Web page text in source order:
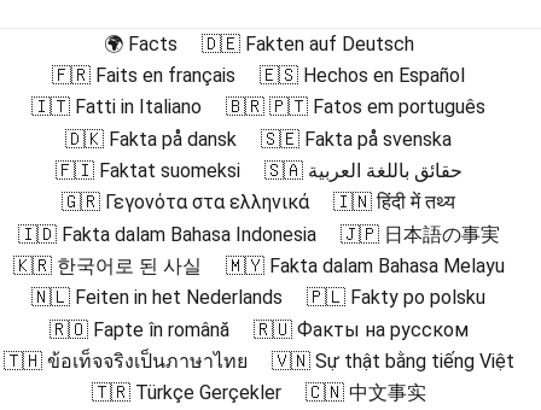
🌍 Facts
🇩🇪 Fakten auf Deutsch
🇫🇷 Faits en français
🇪🇸 Hechos en Español
🇮🇹 Fatti in Italiano
🇧🇷 🇵🇹 Fatos em português
🇩🇰 Fakta på dansk
🇸🇪 Fakta på svenska
🇫🇮 Faktat suomeksi
🇸🇦 حقائق باللغة العربية
🇬🇷 Γεγονότα στα ελληνικά
🇮🇳 हिंदी में तथ्य
🇮🇩 Fakta dalam Bahasa Indonesia
🇯🇵 日本語の事実
🇰🇷 한국어로 된 사실
🇲🇾 Fakta dalam Bahasa Melayu
🇳🇱 Feiten in het Nederlands
🇵🇱 Fakty po polsku
🇷🇴 Fapte în română
🇷🇺 Факты на русском
🇹🇭 ข้อเท็จจริงเป็นภาษาไทย
🇻🇳 Sự thật bằng tiếng Việt
🇹🇷 Türkçe Gerçekler
🇨🇳 中文事实